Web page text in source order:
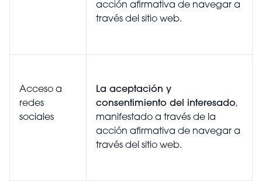
acción afirmativa de navegar a
través del sitio web.
Acceso a
redes
sociales
La aceptación y
consentimiento del interesado,
manifestado a través de la
acción afirmativa de navegar a
través del sitio web.